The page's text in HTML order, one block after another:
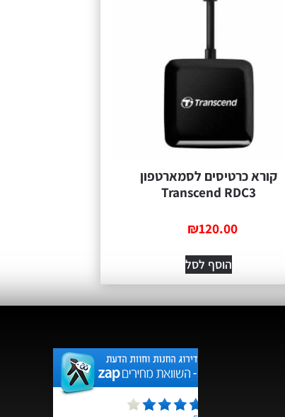
קורא כרטיסים לסמארטפון
Transcend RDC3
₪120.00
הוסף לסל